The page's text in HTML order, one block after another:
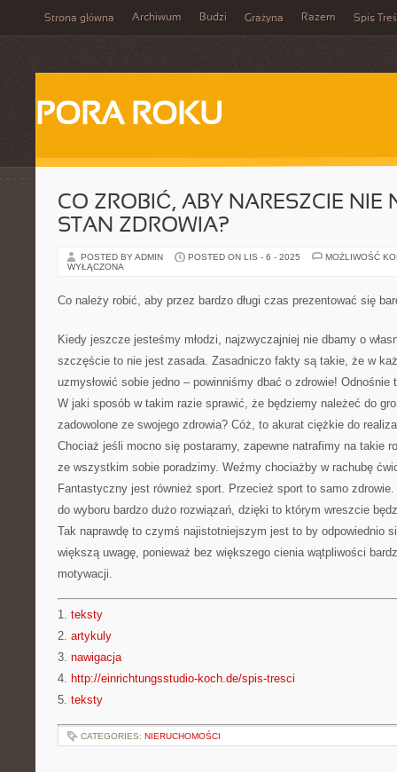
Strona główna Archiwum Budzi Grażyna Razem Spis
PORA ROKU
CO ZROBIĆ, ABY NARESZCIE NIE
STAN ZDROWIA?
POSTED BY ADMIN POSTED ON LIS - 6 - 2025
MOŻLIWOŚĆ
WYŁĄCZONA
Co należy robić, aby przez bardzo długi czas prezentować się
Kiedy jeszcze jesteśmy młodzi, najzwyczajniej nie dbamy o
szczęście to nie jest zasada. Zasadniczo fakty są takie, że w
uzmysłowić sobie jedno – powinniśmy dbać o zdrowie!
W jaki sposób w takim razie sprawić, że będziemy należeć do
zadowolone ze swojego zdrowia? Cóż, to akurat ciężkie do
Chociaż jeśli mocno się postaramy, zapewne natrafimy na takie
ze wszystkim sobie poradzimy. Weźmy chociażby w rachubę
Fantastyczny jest również sport. Przecież sport to samo
do wyboru bardzo dużo rozwiązań, dzięki to którym wreszcie
Tak naprawdę to czymś najistotniejszym jest to by odpowiednio
większą uwagę, ponieważ bez większego cienia wątpliwości
motywacji.
1. teksty
2. artykuly
3. nawigacja
4. http://einrichtungsstudio-koch.de/spis-tresci
5. teksty
CATEGORIES: NIERUCHOMOŚCI